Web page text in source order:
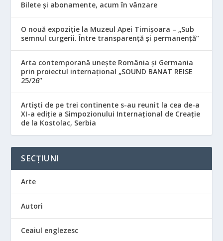
Bilete și abonamente, acum în vânzare
O nouă expoziție la Muzeul Apei Timișoara – „Sub
semnul curgerii. Între transparență și permanență”
Arta contemporană unește România și Germania
prin proiectul internațional „SOUND BANAT REISE
25/26”
Artiști de pe trei continente s-au reunit la cea de-a
XI-a ediție a Simpozionului Internațional de Creație
de la Kostolac, Serbia
SECȚIUNI
Arte
Autori
Ceaiul englezesc